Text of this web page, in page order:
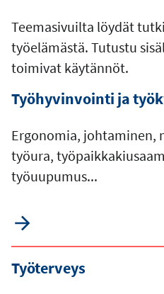
Teemasivuilta löydät
työelämästä. Tutustu
toimivat käytännöt.
Työhyvinvointi ja
Ergonomia, johtaminen,
työura,
työuupumus...
Työterveys